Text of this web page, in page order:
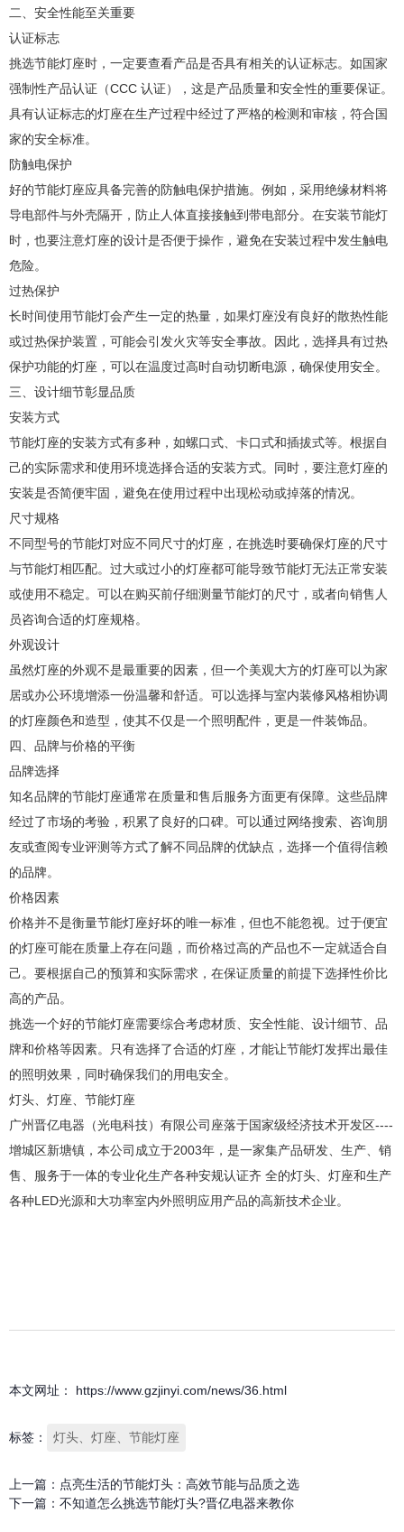
二、安全性能至关重要
认证标志
挑选节能灯座时，一定要查看产品是否具有相关的认证标志。如国家
强制性产品认证（CCC 认证），这是产品质量和安全性的重要保证。
具有认证标志的灯座在生产过程中经过了严格的检测和审核，符合国
家的安全标准。
防触电保护
好的节能灯座应具备完善的防触电保护措施。例如，采用绝缘材料将
导电部件与外壳隔开，防止人体直接接触到带电部分。在安装节能灯
时，也要注意灯座的设计是否便于操作，避免在安装过程中发生触电
危险。
过热保护
长时间使用节能灯会产生一定的热量，如果灯座没有良好的散热性能
或过热保护装置，可能会引发火灾等安全事故。因此，选择具有过热
保护功能的灯座，可以在温度过高时自动切断电源，确保使用安全。
三、设计细节彰显品质
安装方式
节能灯座的安装方式有多种，如螺口式、卡口式和插拔式等。根据自
己的实际需求和使用环境选择合适的安装方式。同时，要注意灯座的
安装是否简便牢固，避免在使用过程中出现松动或掉落的情况。
尺寸规格
不同型号的节能灯对应不同尺寸的灯座，在挑选时要确保灯座的尺寸
与节能灯相匹配。过大或过小的灯座都可能导致节能灯无法正常安装
或使用不稳定。可以在购买前仔细测量节能灯的尺寸，或者向销售人
员咨询合适的灯座规格。
外观设计
虽然灯座的外观不是最重要的因素，但一个美观大方的灯座可以为家
居或办公环境增添一份温馨和舒适。可以选择与室内装修风格相协调
的灯座颜色和造型，使其不仅是一个照明配件，更是一件装饰品。
四、品牌与价格的平衡
品牌选择
知名品牌的节能灯座通常在质量和售后服务方面更有保障。这些品牌
经过了市场的考验，积累了良好的口碑。可以通过网络搜索、咨询朋
友或查阅专业评测等方式了解不同品牌的优缺点，选择一个值得信赖
的品牌。
价格因素
价格并不是衡量节能灯座好坏的唯一标准，但也不能忽视。过于便宜
的灯座可能在质量上存在问题，而价格过高的产品也不一定就适合自
己。要根据自己的预算和实际需求，在保证质量的前提下选择性价比
高的产品。
挑选一个好的节能灯座需要综合考虑材质、安全性能、设计细节、品
牌和价格等因素。只有选择了合适的灯座，才能让节能灯发挥出最佳
的照明效果，同时确保我们的用电安全。
灯头、灯座、节能灯座
广州晋亿电器（光电科技）有限公司座落于国家级经济技术开发区----
增城区新塘镇，本公司成立于2003年，是一家集产品研发、生产、销
售、服务于一体的专业化生产各种安规认证齐 全的灯头、灯座和生产
各种LED光源和大功率室内外照明应用产品的高新技术企业。
本文网址： https://www.gzjinyi.com/news/36.html
标签： 灯头、灯座、节能灯座
上一篇： 点亮生活的节能灯头：高效节能与品质之选
下一篇： 不知道怎么挑选节能灯头?晋亿电器来教你